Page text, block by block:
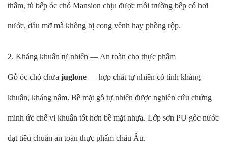
thấm, tủ bếp óc chó Mansion chịu được môi trường bếp có hơi
nước, dầu mỡ mà không bị cong vênh hay phồng rộp.
2. Kháng khuẩn tự nhiên — An toàn cho thực phẩm
Gỗ óc chó chứa juglone — hợp chất tự nhiên có tính kháng
khuẩn, kháng nấm. Bề mặt gỗ tự nhiên được nghiên cứu chứng
minh ức chế vi khuẩn tốt hơn bề mặt nhựa. Lớp sơn PU gốc nước
đạt tiêu chuẩn an toàn thực phẩm châu Âu.